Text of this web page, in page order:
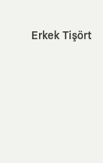
Erkek Tişört